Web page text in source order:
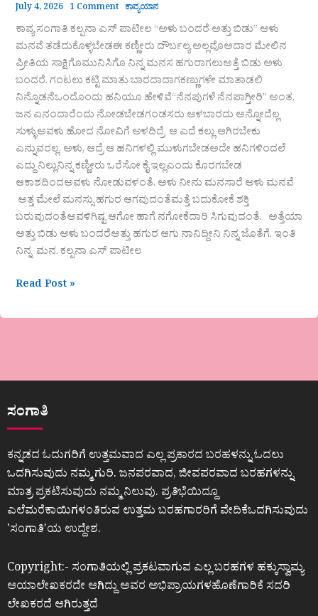
July 4, 2026 1 Comment ಕಾವ್ಯಯಾನ
ಕಾವ್ಯ ಸಂಗಾತಿ ಕಲ್ಪನಾ ಎಸ್‌ ಪಾಟೀಲ “ಅಳು ಬಂದರೆ ಅತ್ತು ಬಿಡು” ಅಳು
ಮನವೆ ತಡೆದುಕೊಳ್ಳಬೇಡಈ ಕಣ್ಣೀರು ದೌರ್ಬಲ್ಯ ಅಲ್ಲವೊಅದಾರ ಮೇಲಿನ
ಪ್ರೀತಿಯ ಸಾಕ್ಷಿಗೊಮುನಿಸಿಗೊ ನಿನ್ನ ಮನಸ ಹಗುರಾಗಲುಅತ್ತೆ ಬಿಡು ಅಳು
ಬಂದರೆ. ಗಂಟಲು ಕಟ್ಟಿ ಮಾತು ಬಾರದಾದಾಗಕಣ್ಣುಗಳೇ ಮಾತಾಡಲಿ
ನಿನ್ನೊಡನೆಒಂದೊಂದು ಹನಿಯೂ ಹೇಳಿವೆ“ನೆನಪುಗಳೆ ನೆನಪಾಗ್ತೀರಿ” ಅಂತ.
ಜನ ಏನಂದಾರೆಂದು ನೋಡಬೇಡಗಂಡಸರು ಅಳಬಾರದು ಅನ್ನೋದೆಲ್ಲ
ಸುಳ್ಳುಅವಳು ಹೋದ ನೋವಿಗೆ ಅಳದಿದ್ರೆ ಆ ಎದೆ ಕಲ್ಲು ಆಗಿರಬೇಕು
ಎನ್ನುವರಲ್ಲ. ಅಳು, ಆದ್ರೆ ಆ ಹನಿಗಳಲ್ಲಿ ಮುಳುಗಬೇಡಅದೇ ಹನಿಗಳಿಂದಲೆ
ಎದ್ದು ನಿಲ್ಲುನಿನ್ನ ಕಣ್ಣೀರು ಒರೆಸೋ ಕೈ ಇಲ್ಲಎಂದು ಕೊರಗಬೇಡ
ಆಕಾಶದಿಂದಅವಳು ನೋಡುವಳಂತೆ. ಅಳು ನೀನು ಮನಸಾರೆ ಅಳು ಮನವೆ
ಅತ್ತ ಮೇಲೆ ಮನಸ್ಸು ಹಗುರ ಆಗವುದಂತೆಮತ್ತೆ ಬದುಕೋಕೆ ಶಕ್ತಿ
ಬರುವುದಂತೆಅವಳಿಗಿಷ್ಟ ಆಗೋ ಹಾಗೆ ನಗೋಕೆದಾರಿ ಸಿಗುವುದಂತೆ. ಅತ್ತೆಯಾ
ಅತ್ತು ಬಿಡು ಅಳು ಬಂದರೆಅತ್ತು ಹಗುರ ಆಗು ನಾನಿದ್ದೀನಿ ನಿನ್ನ ಜೊತೆಗೆ. ಇಂತಿ
ನಿನ್ನ ಮನ. ಕಲ್ಪನಾ ಎಸ್ ಪಾಟೀಲ
Read Post »
ಸಂಗಾತಿ
ಕನ್ನಡದ ಓದುಗರಿಗೆ ಉತ್ತಮವಾದ ಎಲ್ಲ ಪ್ರಕಾರದ ಬರಹಳನ್ನು ಓದಲು
ಒದಗಿಸುವುದು ನಮ್ಮ ಗುರಿ. ಜನಪರವಾದ, ಜೀವಪರವಾದ ಬರಹಗಳನ್ನು
ಮಾತ್ರ ಪ್ರಕಟಿಸುವುದು ನಮ್ಮ ನಿಲುವು. ಪ್ರತಿಭೆಯಿದ್ದೂ
ಎಲೆಮರೆಕಾಯಿಗಳಂತಿರುವ ಉತ್ತಮ ಬರಹಗಾರರಿಗೆ ವೇದಿಕೆಒದಗಿಸುವುದು
ʼಸಂಗಾತಿʼಯ ಉದ್ದೇಶ.
Copyright:- ಸಂಗಾತಿಯಲ್ಲಿ ಪ್ರಕಟವಾಗುವ ಎಲ್ಲ ಬರಹಗಳ ಹಕ್ಕುಸ್ವಾಮ್ಯ
ಆಯಾಲೇಖಕರದೇ ಆಗಿದ್ದು ಅವರ ಅಭಿಪ್ರಾಯಗಳಹೊಣೆಗಾರಿಕೆ ಸದರಿ
ಲೇಖಕರದೆ ಆಗಿರುತ್ತದೆ